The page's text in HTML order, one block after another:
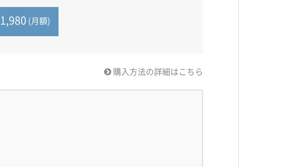
1,980 (月額)
購入方法の詳細はこちら